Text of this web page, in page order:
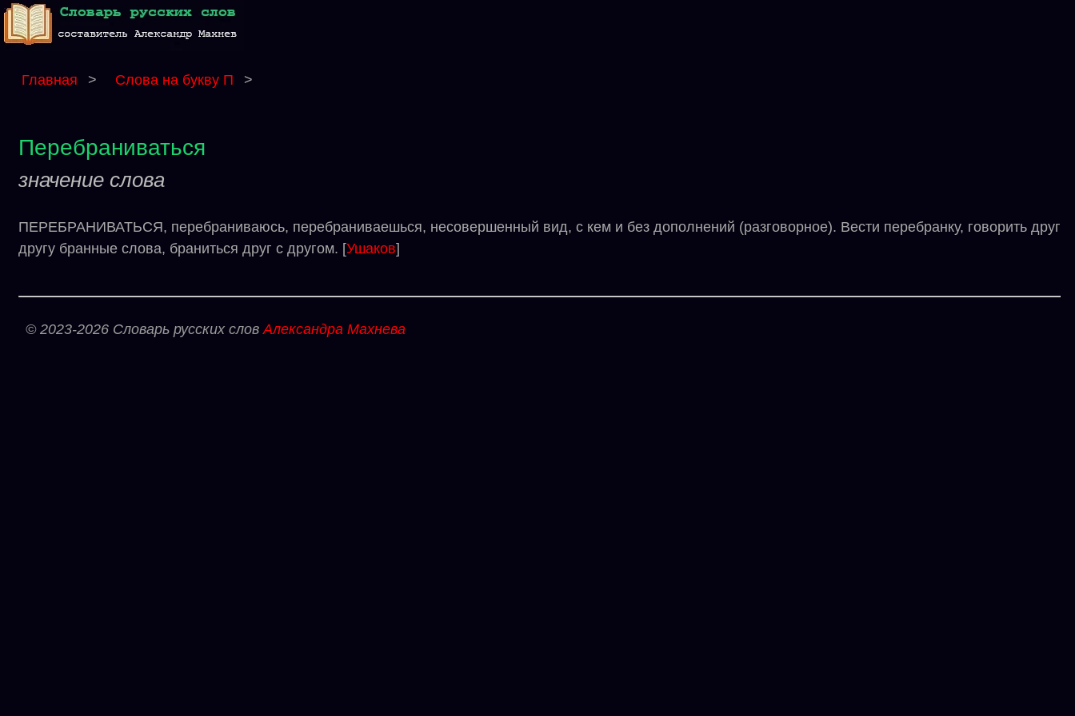
Главная > Слова на букву П >
Перебраниваться
значение слова
ПЕРЕБРАНИВАТЬСЯ, перебраниваюсь, перебраниваешься, несовершенный вид, с кем и без дополнений (разговорное). Вести перебранку, говорить друг
другу бранные слова, браниться друг с другом. [Ушаков]
© 2023-2026 Словарь русских словАлександра Махнева